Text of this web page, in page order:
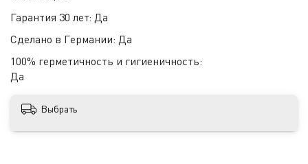
Гарантия 30 лет: Да
Сделано в Германии: Да
100% герметичность и гигиеничность:
Да
Выбрать